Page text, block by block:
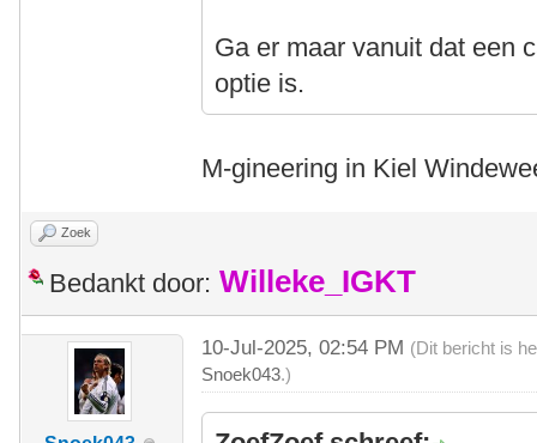
Ga er maar vanuit dat een
optie is.
M-gineering in Kiel
Zoek
Bedankt door: Willeke_IGKT
10-Jul-2025, 02:54 PM (Dit bericht is
Snoek043.)